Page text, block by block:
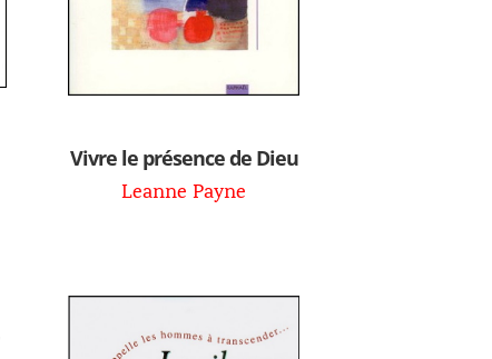
Vivre le présence de Dieu
Leanne Payne